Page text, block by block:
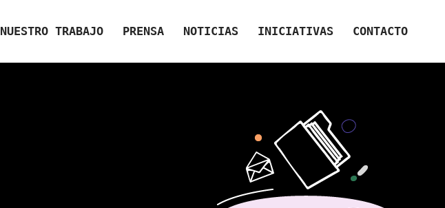
NUESTRO TRABAJO PRENSA NOTICIAS INICIATIVAS CONTACTO